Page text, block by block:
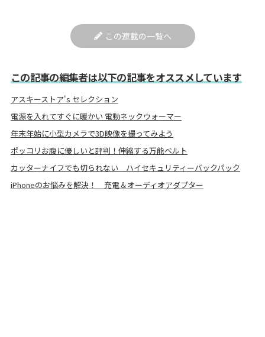
この連載の一覧へ
この記事の編集者は以下の記事をオススメしています
アスキーストア's セレクション
電源を入れてすぐに暖かい 電動ネックウォーマー
年末年始に小型カメラで3D映像を撮ってみよう
ポッコリお腹に優しいと評判！伸縮する万能ベルト
カッターナイフでも切られない ハイセキュリティーバックパック
iPhoneのお悩みを解決！ 充電＆オーディオアダプター